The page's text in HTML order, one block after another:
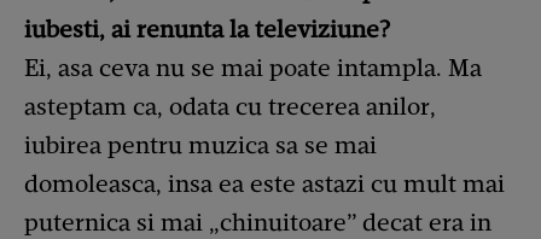
iubesti, ai renunta la televiziune?
Ei, asa ceva nu se mai poate intampla. Ma
asteptam ca, odata cu trecerea anilor,
iubirea pentru muzica sa se mai
domoleasca, insa ea este astazi cu mult mai
puternica si mai „chinuitoare” decat era in